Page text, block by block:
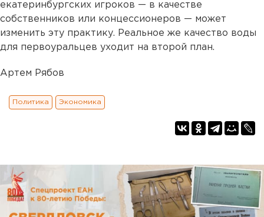
екатеринбургских игроков — в качестве
собственников или концессионеров — может
изменить эту практику. Реальное же качество воды
для первоуральцев уходит на второй план.
Артем Рябов
Политика Экономика